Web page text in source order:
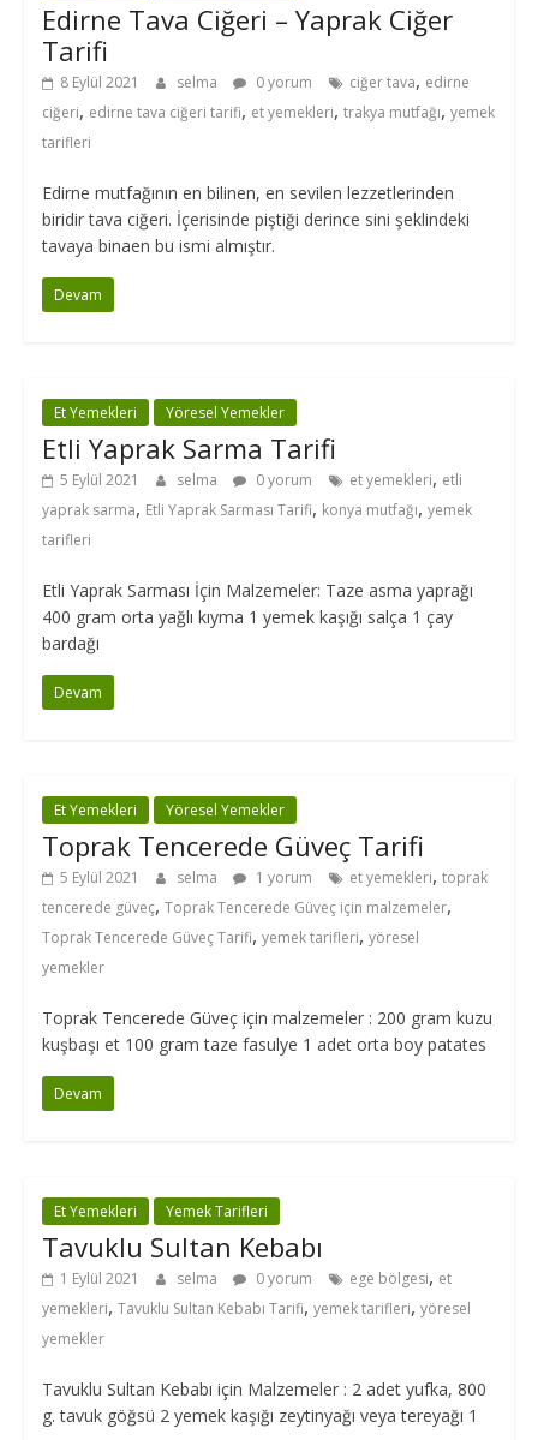
Edirne Tava Ciğeri – Yaprak Ciğer
Tarifi
8 Eylül 2021 selma 0 yorum ciğer tava, edirne
ciğeri, edirne tava ciğeri tarifi, et yemekleri, trakya mutfağı, yemek
tarifleri
Edirne mutfağının en bilinen, en sevilen lezzetlerinden
biridir tava ciğeri. İçerisinde piştiği derince sini şeklindeki
tavaya binaen bu ismi almıştır.
Devam
Et Yemekleri Yöresel Yemekler
Etli Yaprak Sarma Tarifi
5 Eylül 2021 selma 0 yorum et yemekleri, etli
yaprak sarma, Etli Yaprak Sarması Tarifi, konya mutfağı, yemek
tarifleri
Etli Yaprak Sarması İçin Malzemeler: Taze asma yaprağı
400 gram orta yağlı kıyma 1 yemek kaşığı salça 1 çay
bardağı
Devam
Et Yemekleri Yöresel Yemekler
Toprak Tencerede Güveç Tarifi
5 Eylül 2021 selma 1 yorum et yemekleri, toprak
tencerede güveç, Toprak Tencerede Güveç için malzemeler,
Toprak Tencerede Güveç Tarifi, yemek tarifleri, yöresel
yemekler
Toprak Tencerede Güveç için malzemeler : 200 gram kuzu
kuşbaşı et 100 gram taze fasulye 1 adet orta boy patates
Devam
Et Yemekleri Yemek Tarifleri
Tavuklu Sultan Kebabı
1 Eylül 2021 selma 0 yorum ege bölgesi, et
yemekleri, Tavuklu Sultan Kebabı Tarifi, yemek tarifleri, yöresel
yemekler
Tavuklu Sultan Kebabı için Malzemeler : 2 adet yufka, 800
g. tavuk göğsü 2 yemek kaşığı zeytinyağı veya tereyağı 1